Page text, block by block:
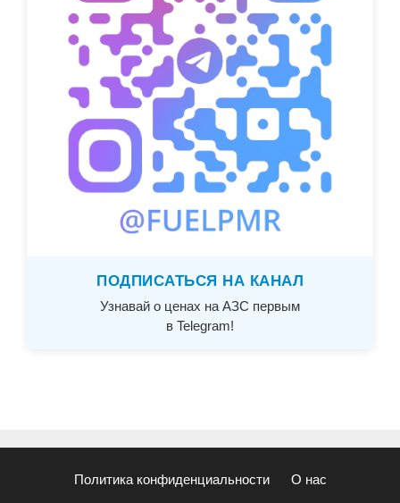
ПОДПИСАТЬСЯ НА КАНАЛ
Узнавай о ценах на АЗС первым
в Telegram!
Политика конфиденциальности О нас